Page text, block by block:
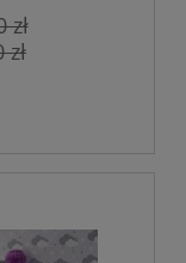
zł
zł